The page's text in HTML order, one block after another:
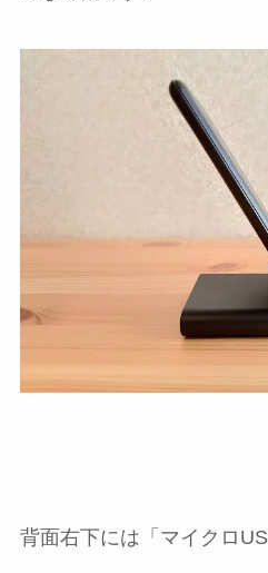
背面右下には「マイクロ